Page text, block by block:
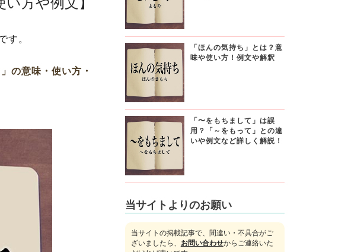
す。
の意味・使い方・
「ほんの気持ち」とは？意
味や使い方！例文や解釈
「〜をもちまして」は誤
用？「～をもって」との違
いや例文など詳しく解説！
当サイトよりのお願い
当サイトの掲載記事で、間違い・不具合がご
ざいましたら、 お問い合わせからご連絡いた